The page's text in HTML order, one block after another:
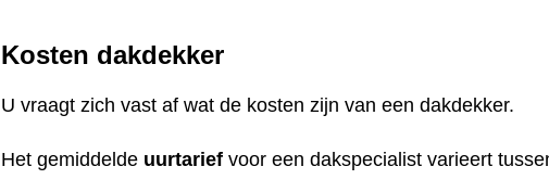
Kosten dakdekker
U vraagt zich vast af wat de kosten zijn van een dakdekker.
Het gemiddelde uurtarief voor een dakspecialist varieert